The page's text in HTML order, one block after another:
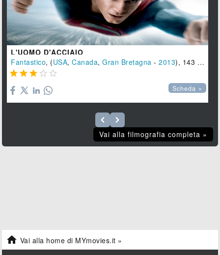
L'UOMO D'ACCIAIO
Fantastico, (USA,Canada,Gran Bretagna -2013), 143 min.
    
Scheda »
Vai alla filmografia completa »
 Vai alla home di MYmovies.it »